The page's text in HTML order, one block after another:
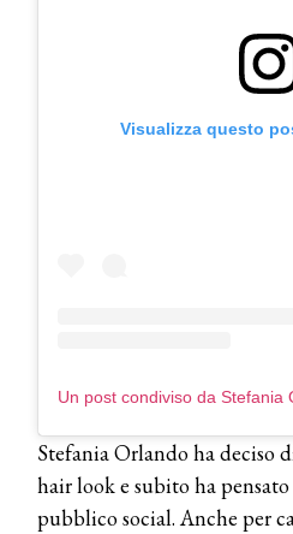
Visualizza questo
Stefania Orlando ha deciso
hair look e subito ha
pubblico social. Anche per